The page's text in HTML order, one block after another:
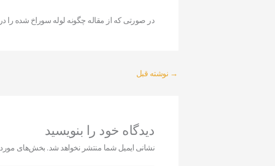
در صورتی که از مقاله چگونه لوله سوراخ شده را
→ نوشته قبل
دیدگاه‌ خود را بنویسید
نشانی ایمیل شما منتشر نخواهد شد. بخش‌های